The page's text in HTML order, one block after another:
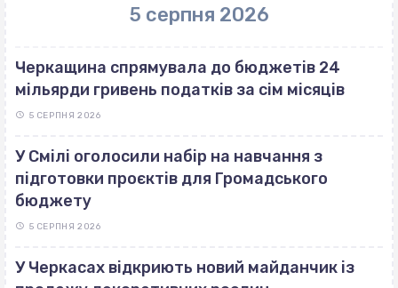
5 серпня 2026
Черкащина спрямувала до бюджетів 24
мільярди гривень податків за сім місяців
5 СЕРПНЯ 2026
У Смілі оголосили набір на навчання з
підготовки проєктів для Громадського
бюджету
5 СЕРПНЯ 2026
У Черкасах відкриють новий майданчик із